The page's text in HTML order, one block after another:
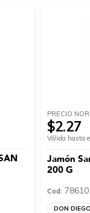
PRECIO
$2.27
Válida hasta
Jamón
200 G
Cod:
DON DIEGO